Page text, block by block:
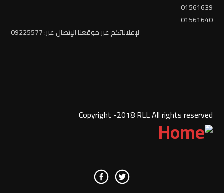
01561639
01561640
لإعلاناتكم عبر موقعنا الإتصال عبر: 09225577
Copyright -2018 RLL All rights reserved